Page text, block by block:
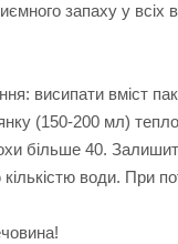
запаху у всіх
висипати вміст
(150-200 мл)
більше 40.
води. При